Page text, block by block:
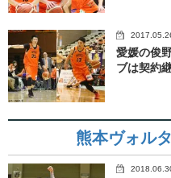
愛媛の俊
ブは契約
熊本ヴォル